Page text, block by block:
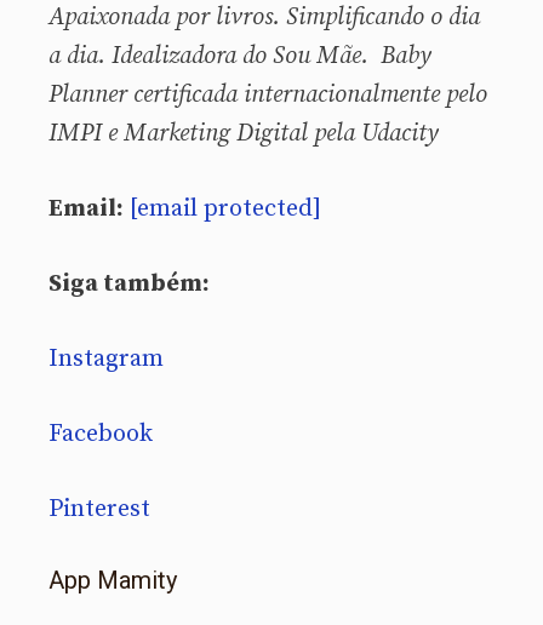
Apaixonada por livros. Simplificando o dia
a dia. Idealizadora do Sou Mãe. Baby
Planner certificada internacionalmente pelo
IMPI e Marketing Digital pela Udacity
Email: [email protected]
Siga também:
Instagram
Facebook
Pinterest
App Mamity